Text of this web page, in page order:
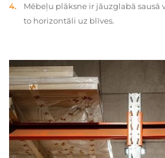
Mēbeļu plāksne ir jāuzglabā sausā
to horizontāli uz blīves.